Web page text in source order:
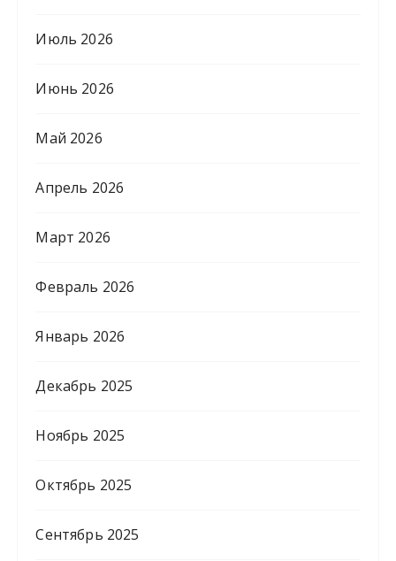
Июль 2026
Июнь 2026
Май 2026
Апрель 2026
Март 2026
Февраль 2026
Январь 2026
Декабрь 2025
Ноябрь 2025
Октябрь 2025
Сентябрь 2025